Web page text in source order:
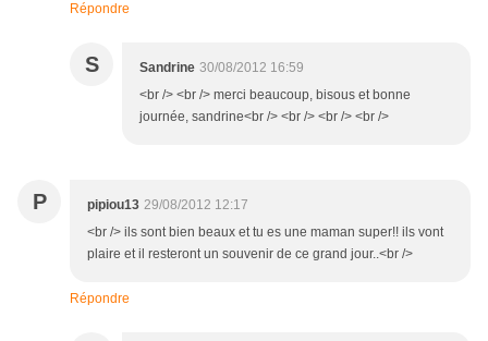
Répondre
S Sandrine 30/08/2012 16:59
<br /> <br /> merci beaucoup, bisous et bonne
journée, sandrine<br /> <br /> <br /> <br />
P pipiou13 29/08/2012 12:17
<br /> ils sont bien beaux et tu es une maman super!! ils vont
plaire et il resteront un souvenir de ce grand jour..<br />
Répondre